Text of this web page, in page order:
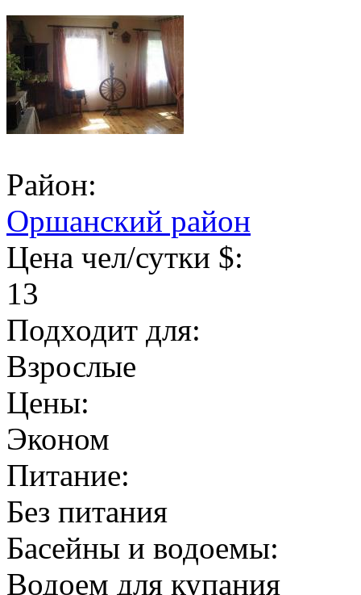
Район:
Оршанский район
Цена чел/сутки $:
13
Подходит для:
Взрослые
Цены:
Эконом
Питание:
Без питания
Басейны и водоемы:
Водоем для купания